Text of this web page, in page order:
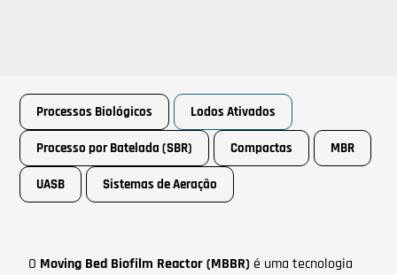
Processos Biológicos Lodos Ativados
Processo por Batelada (SBR) Compactas MBR
UASB Sistemas de Aeração
O Moving Bed Biofilm Reactor (MBBR) é uma tecnologia